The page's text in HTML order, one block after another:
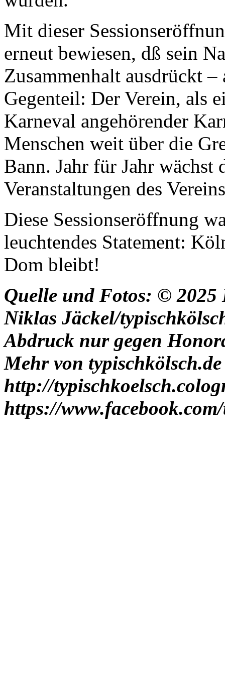
Mit dieser
erneut bewiesen, dß sein
Zusammenhalt ausdrückt
Gegenteil: Der Verein, als
Karneval angehörender
Menschen weit über die
Bann. Jahr für Jahr wächst
Veranstaltungen des
Diese Sessionseröffnung
leuchtendes Statement:
Dom bleibt!
Quelle und Fotos: © 2025
Niklas Jäckel/
Abdruck nur gegen
Mehr von typischkölsch.de
http://
https://